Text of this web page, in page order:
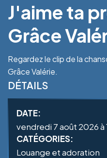
J'aime ta
Grâce
Regardez le clip de la
Grâce Valérie.
DÉTAILS
DATE:
vendredi 7 août 2026 à
CATÉGORIES:
Louange et adoration